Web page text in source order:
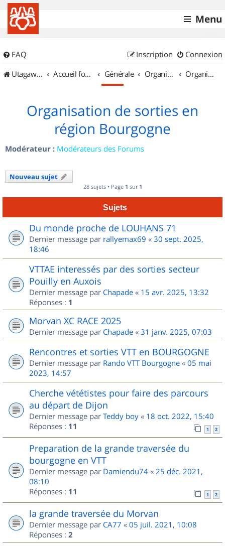
Menu
FAQ Connexion
Inscription
UtagawaVTT (Randos VTT et VTTAE avec traces GPS)
Accueil forum Générale Organisation de sorties & Recherche de partenaires Organisation de sorties en région Bourgogne
Organisation de sorties en
région Bourgogne
Modérateur : Modérateurs des Forums
Nouveau sujet
28 sujets • Page 1 sur 1
Sujets
Du monde proche de LOUHANS 71
Dernier message par rallyemax69 « 30 sept. 2025,
18:46
VTTAE interessés par des sorties secteur
Pouilly en Auxois
Dernier message par Chapade « 15 avr. 2025, 13:32
Réponses : 1
Morvan XC RACE 2025
Dernier message par Chapade « 31 janv. 2025, 07:03
Rencontres et sorties VTT en BOURGOGNE
Dernier message par Rando VTT Bourgogne « 05 mai
2023, 14:57
Cherche vététistes pour faire des parcours
au départ de Dijon
Dernier message par Teddy boy « 18 oct. 2022, 15:40
Réponses : 11 1 2
Preparation de la grande traversée du
bourgogne en VTT
Dernier message par Damiendu74 « 25 déc. 2021,
08:10
Réponses : 11 1 2
la grande traversée du Morvan
Dernier message par CA77 « 05 juil. 2021, 10:08
Réponses : 2